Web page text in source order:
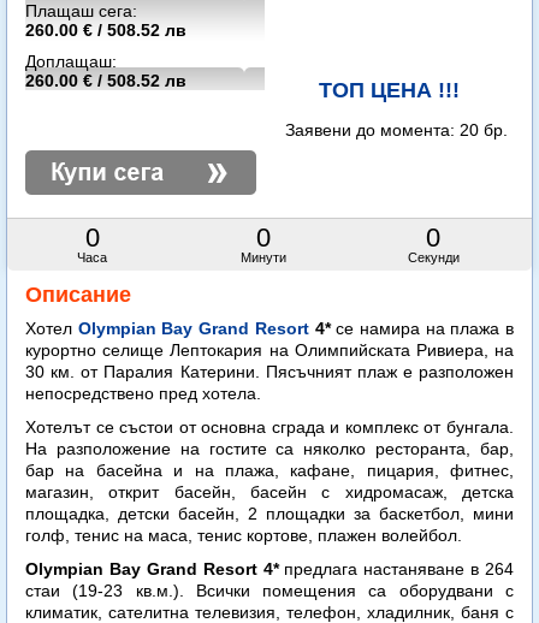
Плащаш сега:
260.00 € / 508.52 лв
Доплащаш:
260.00 € / 508.52 лв
ТОП ЦЕНА !!!
0
Часа
0
Минути
0
Секунди
Заявени до момента: 20 бр.
Описание
Хотел Olympian Bay Grand Resort4*се намира на плажа в
курортно селище Лептокария на Олимпийската Ривиера, на
30 км. от Паралия Катерини. Пясъчният плаж е разположен
непосредствено пред хотела.
Хотелът се състои от основна сграда и комплекс от бунгала.
На разположение на гостите са няколко ресторанта, бар,
бар на басейна и на плажа, кафане, пицария, фитнес,
магазин, открит басейн, басейн с хидромасаж, детска
площадка, детски басейн, 2 площадки за баскетбол, мини
голф, тенис на маса, тенис кортове, плажен волейбол.
Olympian Bay Grand Resort 4*предлага настаняване в 264
стаи (19-23 кв.м.). Всички помещения са оборудвани с
климатик, сателитна телевизия, телефон, хладилник, баня с